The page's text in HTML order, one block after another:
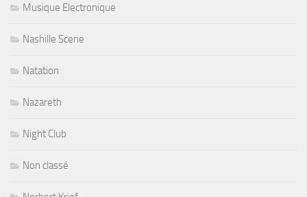
Musique Electronique
Nashille Scene
Natation
Nazareth
Night Club
Non classé